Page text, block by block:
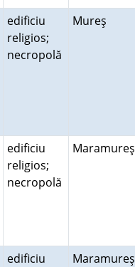
edificiu
religios;
necropolă
Mureş
edificiu
religios;
necropolă
Maramureş
edificiu
Maramureş